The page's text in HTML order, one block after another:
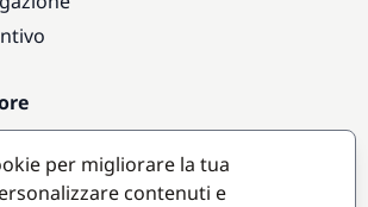
per migliorare la tua
contenuti e